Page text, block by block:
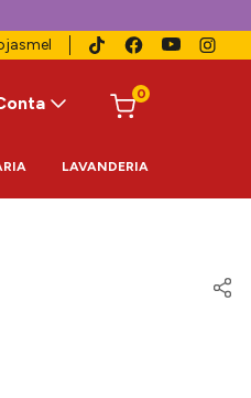
0
LAVANDERIA